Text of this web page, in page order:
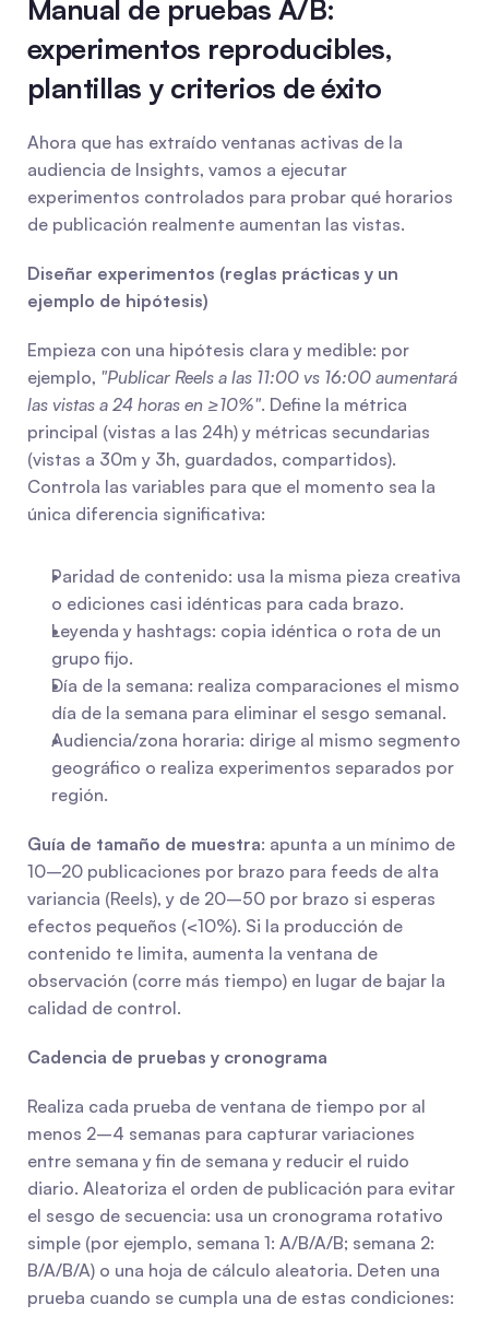
Manual de pruebas A/B:
experimentos reproducibles,
plantillas y criterios de éxito
Ahora que has extraído ventanas activas de la
audiencia de Insights, vamos a ejecutar
experimentos controlados para probar qué horarios
de publicación realmente aumentan las vistas.
Diseñar experimentos (reglas prácticas y un
ejemplo de hipótesis)
Empieza con una hipótesis clara y medible: por
ejemplo, "Publicar Reels a las 11:00 vs 16:00 aumentará
las vistas a 24 horas en ≥10%". Define la métrica
principal (vistas a las 24h) y métricas secundarias
(vistas a 30m y 3h, guardados, compartidos).
Controla las variables para que el momento sea la
única diferencia significativa:
Paridad de contenido: usa la misma pieza creativa
o ediciones casi idénticas para cada brazo.
Leyenda y hashtags: copia idéntica o rota de un
grupo fijo.
Día de la semana: realiza comparaciones el mismo
día de la semana para eliminar el sesgo semanal.
Audiencia/zona horaria: dirige al mismo segmento
geográfico o realiza experimentos separados por
región.
Guía de tamaño de muestra: apunta a un mínimo de
10–20 publicaciones por brazo para feeds de alta
variancia (Reels), y de 20–50 por brazo si esperas
efectos pequeños (<10%). Si la producción de
contenido te limita, aumenta la ventana de
observación (corre más tiempo) en lugar de bajar la
calidad de control.
Cadencia de pruebas y cronograma
Realiza cada prueba de ventana de tiempo por al
menos 2–4 semanas para capturar variaciones
entre semana y fin de semana y reducir el ruido
diario. Aleatoriza el orden de publicación para evitar
el sesgo de secuencia: usa un cronograma rotativo
simple (por ejemplo, semana 1: A/B/A/B; semana 2:
B/A/B/A) o una hoja de cálculo aleatoria. Deten una
prueba cuando se cumpla una de estas condiciones: